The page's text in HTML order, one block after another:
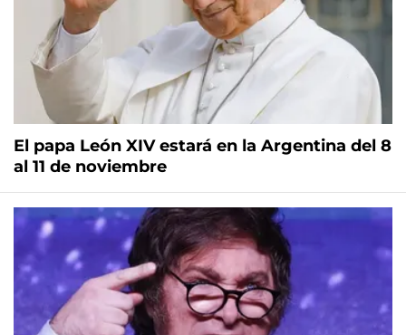
El papa León XIV estará en la Argentina del 8
al 11 de noviembre